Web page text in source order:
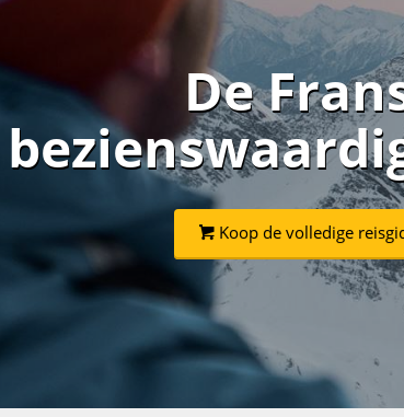
De
Koop de volledige